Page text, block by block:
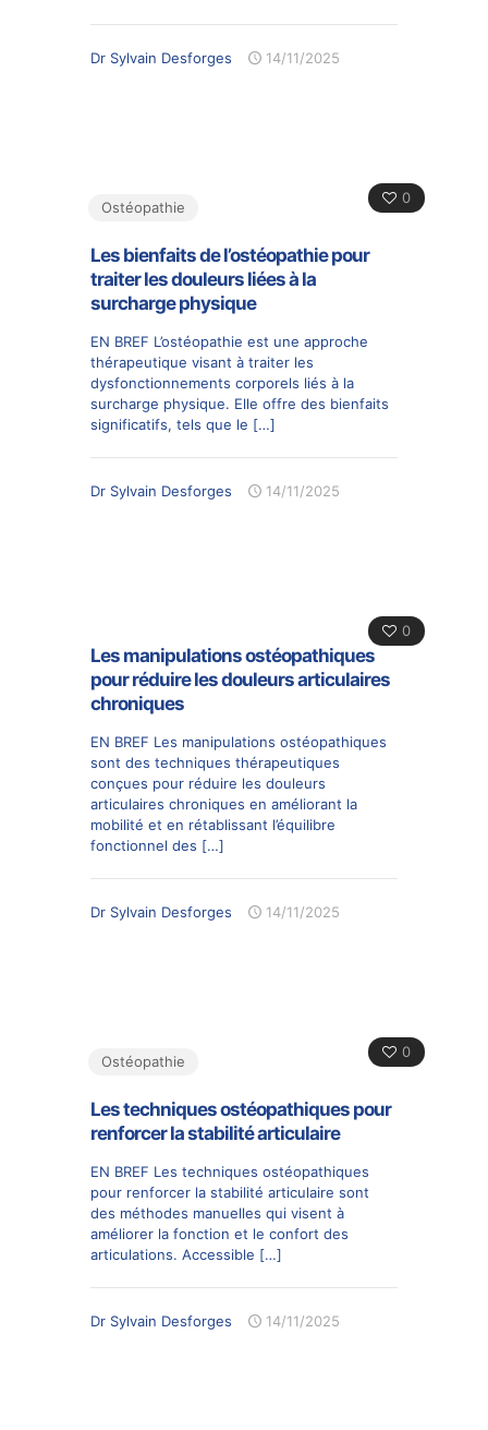
Dr Sylvain Desforges 14/11/2025
0
Ostéopathie
Les bienfaits de l’ostéopathie pour
traiter les douleurs liées à la
surcharge physique
EN BREF L’ostéopathie est une approche
thérapeutique visant à traiter les
dysfonctionnements corporels liés à la
surcharge physique. Elle offre des bienfaits
significatifs, tels que le […]
Dr Sylvain Desforges 14/11/2025
0
Les manipulations ostéopathiques
pour réduire les douleurs articulaires
chroniques
EN BREF Les manipulations ostéopathiques
sont des techniques thérapeutiques
conçues pour réduire les douleurs
articulaires chroniques en améliorant la
mobilité et en rétablissant l’équilibre
fonctionnel des […]
Dr Sylvain Desforges 14/11/2025
0
Ostéopathie
Les techniques ostéopathiques pour
renforcer la stabilité articulaire
EN BREF Les techniques ostéopathiques
pour renforcer la stabilité articulaire sont
des méthodes manuelles qui visent à
améliorer la fonction et le confort des
articulations. Accessible […]
Dr Sylvain Desforges 14/11/2025